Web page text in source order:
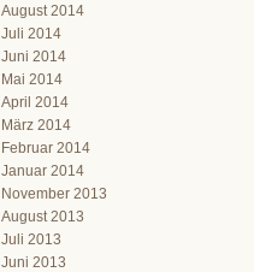
August 2014
Juli 2014
Juni 2014
Mai 2014
April 2014
März 2014
Februar 2014
Januar 2014
November 2013
August 2013
Juli 2013
Juni 2013